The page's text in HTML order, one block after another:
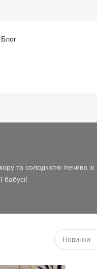
Блог
та солодкістю печива зі
бабусі!
Новинки